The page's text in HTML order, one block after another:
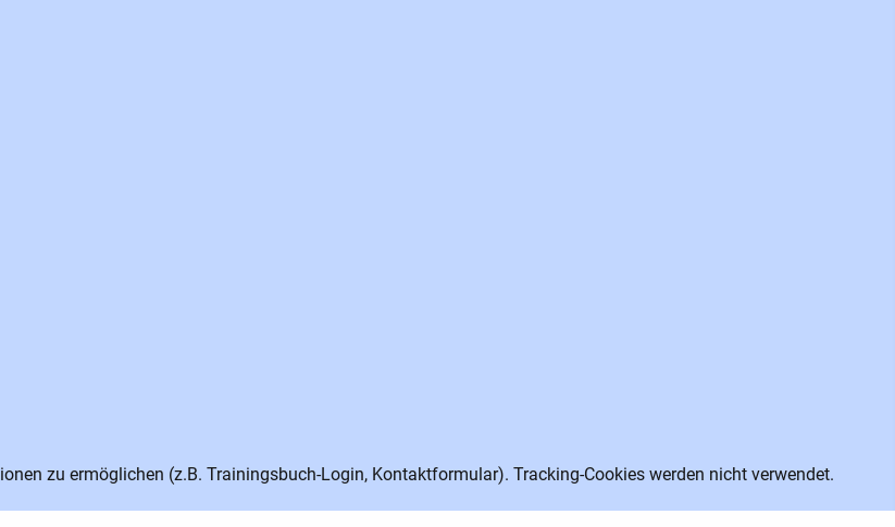
zu ermöglichen (z.B. Trainingsbuch-Login, Kontaktformular). Tracking-Cookies werden nicht verwendet.